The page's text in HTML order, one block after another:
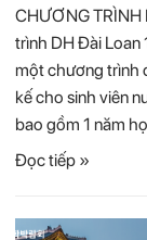
CHƯƠNG
trình DH Đài
một chương trình
kế cho sinh viên
bao gồm 1 năm
Đọc tiếp »